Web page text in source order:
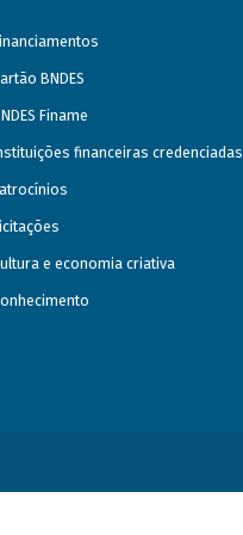
BNDES
Finame
financeiras credenciadas
e economia criativa